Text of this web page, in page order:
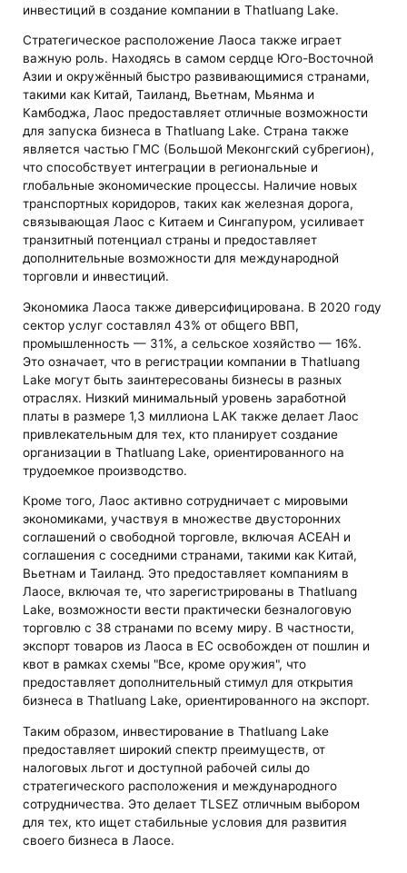
инвестиций в создание компании в Thatluang Lake.
Стратегическое расположение Лаоса также играет
важную роль. Находясь в самом сердце Юго-Восточной
Азии и окружённый быстро развивающимися странами,
такими как Китай, Таиланд, Вьетнам, Мьянма и
Камбоджа, Лаос предоставляет отличные возможности
для запуска бизнеса в Thatluang Lake. Страна также
является частью ГМС (Большой Меконгский субрегион),
что способствует интеграции в региональные и
глобальные экономические процессы. Наличие новых
транспортных коридоров, таких как железная дорога,
связывающая Лаос с Китаем и Сингапуром, усиливает
транзитный потенциал страны и предоставляет
дополнительные возможности для международной
торговли и инвестиций.
Экономика Лаоса также диверсифицирована. В 2020 году
сектор услуг составлял 43% от общего ВВП,
промышленность — 31%, а сельское хозяйство — 16%.
Это означает, что в регистрации компании в Thatluang
Lake могут быть заинтересованы бизнесы в разных
отраслях. Низкий минимальный уровень заработной
платы в размере 1,3 миллиона LAK также делает Лаос
привлекательным для тех, кто планирует создание
организации в Thatluang Lake, ориентированного на
трудоемкое производство.
Кроме того, Лаос активно сотрудничает с мировыми
экономиками, участвуя в множестве двусторонних
соглашений о свободной торговле, включая АСЕАН и
соглашения с соседними странами, такими как Китай,
Вьетнам и Таиланд. Это предоставляет компаниям в
Лаосе, включая те, что зарегистрированы в Thatluang
Lake, возможности вести практически безналоговую
торговлю с 38 странами по всему миру. В частности,
экспорт товаров из Лаоса в ЕС освобожден от пошлин и
квот в рамках схемы "Все, кроме оружия", что
предоставляет дополнительный стимул для открытия
бизнеса в Thatluang Lake, ориентированного на экспорт.
Таким образом, инвестирование в Thatluang Lake
предоставляет широкий спектр преимуществ, от
налоговых льгот и доступной рабочей силы до
стратегического расположения и международного
сотрудничества. Это делает TLSEZ отличным выбором
для тех, кто ищет стабильные условия для развития
своего бизнеса в Лаосе.